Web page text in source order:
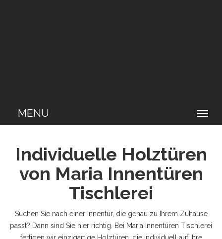
Individuelle Holztüren
von Maria Innentüren
Tischlerei
Suchen Sie nach einer Innentür, die genau zu Ihrem Zuhause
passt? Dann sind Sie hier richtig. Bei Maria Innentüren Tischlerei